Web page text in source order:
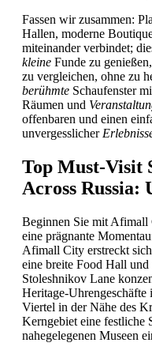
Fassen wir zusammen:
Hallen, moderne
miteinander verbindet;
kleine Funde zu genießen,
zu vergleichen, ohne zu
berühmte Schaufenster
Räumen und
offenbaren und einen
unvergesslicher
Top Must-Visit
Across Russia:
Beginnen Sie mit
eine prägnante
Afimall City erstreckt
eine breite Food Hall
Stoleshnikov Lane
Heritage-
Viertel in der Nähe des
Kerngebiet eine festliche
nahegelegenen Museen